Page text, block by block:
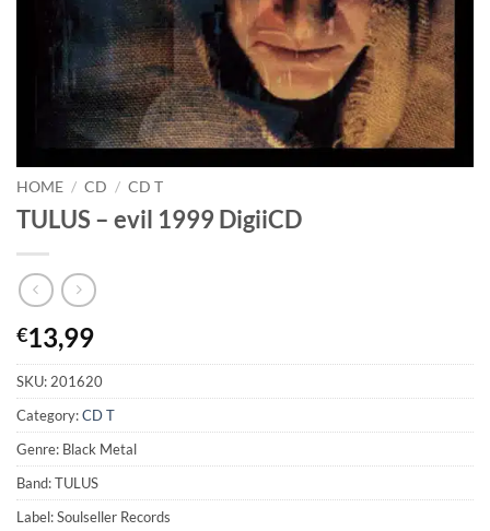
HOME / CD / CD T
TULUS – evil 1999 DigiiCD
€13,99
SKU:201620
Category:CD T
Genre: Black Metal
Band: TULUS
Label: Soulseller Records